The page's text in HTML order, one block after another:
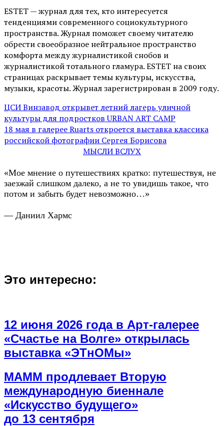
ESTET — журнал для тех, кто интересуeтся
тенденциями современного социокультурного
пространства. Журнал поможет своему читателю
обрести своеобразное нейтральное пространство
комфорта между журналистикой снобов и
журналистикой тотального гламура. ESTET на своих
страницах раскрывает темы культуры, искусства,
музыки, красоты. Журнал зарегистрирован в 2009 году.
ЦСИ Винзавод открывет летний лагерь уличной
культуры для подростков URBAN ART CAMP
18 мая в галерее Ruarts откроется выставка классика
российской фотографии Сергея Борисова
МЫСЛИ ВСЛУХ
«Мое мнение о путешествиях кратко: путешествуя, не
заезжай слишком далеко, а не то увидишь такое, что
потом и забыть будет невозможно…»
— Даниил Хармс
Это интересно:
12 июня 2026 года в Арт-галерее
«Счастье на Волге» открылась
выставка «ЭТнОМы»
МАММ продлевает Вторую
международную биеннале
«Искусство будущего»
до 13 сентября